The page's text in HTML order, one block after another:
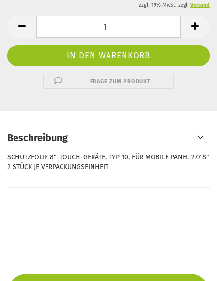
zzgl. 19% MwSt. zzgl. Versand
FRAGE ZUM PRODUKT
Beschreibung
SCHUTZFOLIE 8"-TOUCH-GERÄTE, TYP 10, FÜR MOBILE PANEL 277 8"
2 STÜCK JE VERPACKUNGSEINHEIT